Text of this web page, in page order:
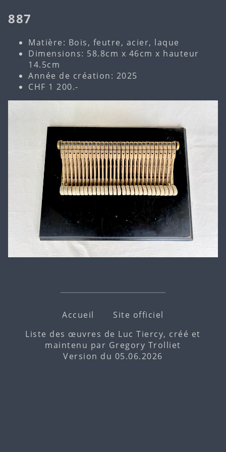
887
Matière: Bois, feutre, acier, laque
Dimensions: 58.8cm x 46cm x hauteur
14.5cm
Année de création: 2025
CHF 1 200.-
Accueil
Site officiel
Liste des œuvres de Luc Tiercy, créé et
maintenu par Gregory Trolliet
Version du 05.06.2026